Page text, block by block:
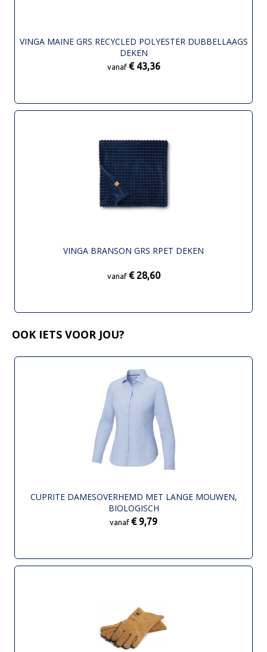
VINGA MAINE GRS RECYCLED POLYESTER DUBBELLAAGS
DEKEN
vanaf € 43,36
VINGA BRANSON GRS RPET DEKEN
vanaf € 28,60
OOK IETS VOOR JOU?
CUPRITE DAMESOVERHEMD MET LANGE MOUWEN,
BIOLOGISCH
vanaf € 9,79